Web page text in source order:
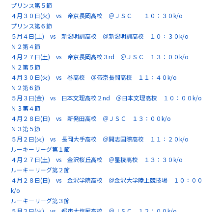
プリンス第５節
４月３０日(火) vs 帝京長岡高校 ＠ＪＳＣ １０：３０k/o
プリンス第６節
５月４日(土) vs 新潟明訓高校 ＠新潟明訓高校 １０：３０k/o
Ｎ２第４節
４月２７日(土) vs 帝京長岡高校３rd ＠ＪＳＣ １３：００k/o
Ｎ２第５節
４月３０日(火) vs 巻高校 ＠帝京長岡高校 １１：４０k/o
Ｎ２第６節
５月３日(金) vs 日本文理高校２nd ＠日本文理高校 １０：００k/o
Ｎ３第４節
４月２８日(日) vs 新発田高校 ＠ＪＳＣ １３：００k/o
Ｎ３第５節
５月２日(火) vs 長岡大手高校 ＠開志国際高校 １１：２０k/o
ルーキーリーグ第１節
４月２７日(土) vs 金沢桜丘高校 ＠星稜高校 １３：３０k/o
ルーキーリーグ第２節
４月２８日(日) vs 金沢学院高校 ＠金沢大学陸上競技場 １０：００
k/o
ルーキーリーグ第３節